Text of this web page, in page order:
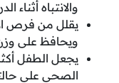
والانتباه أثناء
يقلل من فرص
ويحافظ على
يجعل الطفل
الصحي على